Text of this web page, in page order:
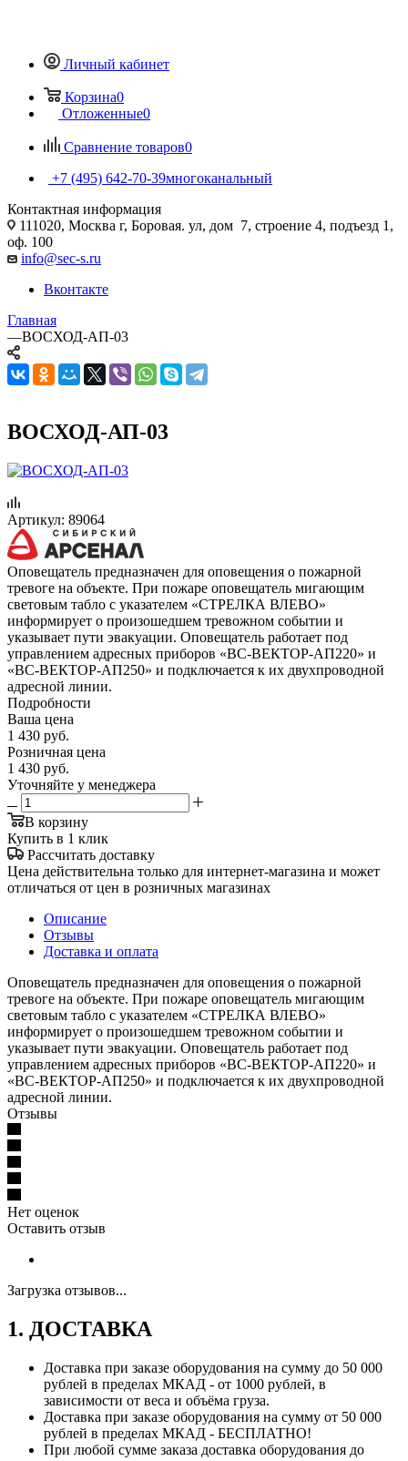
Личный кабинет
Корзина0
Отложенные0
Сравнение товаров0
+7 (495) 642-70-39многоканальный
Контактная информация
111020, Москва г, Боровая. ул, дом 7, строение 4, подъезд 1,
оф. 100
info@sec-s.ru
Вконтакте
Главная
—ВОСХОД-АП-03
ВОСХОД-АП-03
Артикул: 89064
Оповещатель предназначен для оповещения о пожарной
тревоге на объекте. При пожаре оповещатель мигающим
световым табло с указателем «СТРЕЛКА ВЛЕВО»
информирует о произошедшем тревожном событии и
указывает пути эвакуации. Оповещатель работает под
управлением адресных приборов «ВС-ВЕКТОР-АП220» и
«ВС-ВЕКТОР-АП250» и подключается к их двухпроводной
адресной линии.
Подробности
Ваша цена
1 430 руб.
Розничная цена
1 430 руб.
Уточняйте у менеджера
В корзину
Купить в 1 клик
Рассчитать доставку
Цена действительна только для интернет-магазина и может
отличаться от цен в розничных магазинах
Описание
Отзывы
Доставка и оплата
Оповещатель предназначен для оповещения о пожарной
тревоге на объекте. При пожаре оповещатель мигающим
световым табло с указателем «СТРЕЛКА ВЛЕВО»
информирует о произошедшем тревожном событии и
указывает пути эвакуации. Оповещатель работает под
управлением адресных приборов «ВС-ВЕКТОР-АП220» и
«ВС-ВЕКТОР-АП250» и подключается к их двухпроводной
адресной линии.
Отзывы
Нет оценок
Оставить отзыв
Загрузка отзывов...
1. ДОСТАВКА
Доставка при заказе оборудования на сумму до 50 000
рублей в пределах МКАД - от 1000 рублей, в
зависимости от веса и объёма груза.
Доставка при заказе оборудования на сумму от 50 000
рублей в пределах МКАД - БЕСПЛАТНО!
При любой сумме заказа доставка оборудования до